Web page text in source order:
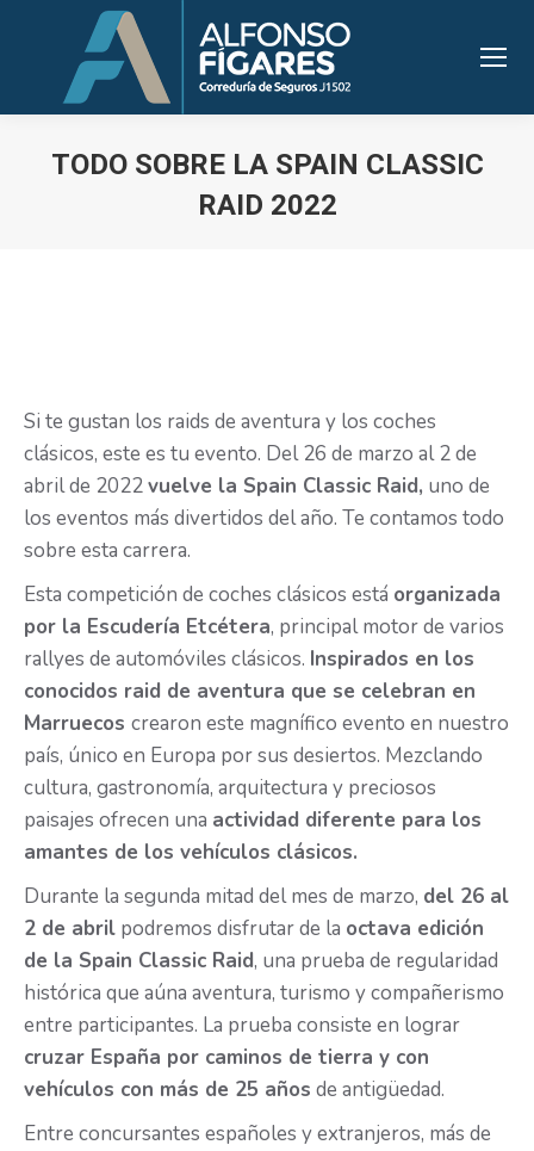
TODO SOBRE LA SPAIN CLASSIC
RAID 2022
Si te gustan los raids de aventura y los coches
clásicos, este es tu evento. Del 26 de marzo al 2 de
abril de 2022vuelve la Spain Classic Raid, uno de
los eventos más divertidos del año. Te contamos todo
sobre esta carrera.
Esta competición de coches clásicos está organizada
por la Escudería Etcétera, principal motor de varios
rallyes de automóviles clásicos. Inspirados en los
conocidos raid de aventura que se celebran en
Marruecos crearon este magnífico evento en nuestro
país, único en Europa por sus desiertos. Mezclando
cultura, gastronomía, arquitectura y preciosos
paisajes ofrecen una actividad diferente para los
amantes de los vehículos clásicos.
Durante la segunda mitad del mes de marzo, del 26 al
2 de abril podremos disfrutar de la octava edición
de la Spain Classic Raid, una prueba de regularidad
histórica que aúna aventura, turismo y compañerismo
entre participantes. La prueba consiste en lograr
cruzar España por caminos de tierra y con
vehículos con más de 25 años de antigüedad.
Entre concursantes españoles y extranjeros, más de